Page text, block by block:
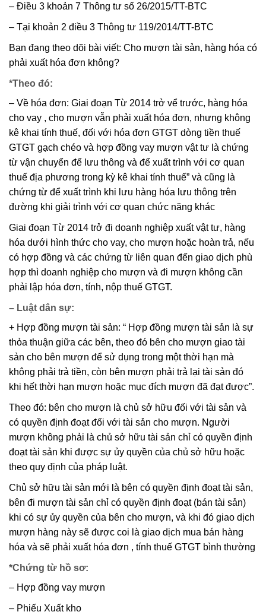
– Điều 3 khoản 7 Thông tư số 26/2015/TT-BTC
– Tại khoản 2 điều 3 Thông tư 119/2014/TT-BTC
Bạn đang theo dõi bài viết: Cho mượn tài sản, hàng hóa có
phải xuất hóa đơn không?
*Theo đó:
– Về hóa đơn: Giai đoạn Từ 2014 trở vể trước, hàng hóa
cho vay , cho mượn vẫn phải xuất hóa đơn, nhưng không
kê khai tính thuế, đối với hóa đơn GTGT dòng tiền thuế
GTGT gạch chéo và hợp đồng vay mượn vật tư là chứng
từ vận chuyển để lưu thông và để xuất trình với cơ quan
thuế địa phương trong kỳ kê khai tính thuế” và cũng là
chứng từ để xuất trình khi lưu hàng hóa lưu thông trên
đường khi giải trình với cơ quan chức năng khác
Giai đoạn Từ 2014 trở đi doanh nghiệp xuất vật tư, hàng
hóa dưới hình thức cho vay, cho mượn hoặc hoàn trả, nếu
có hợp đồng và các chứng từ liên quan đến giao dịch phù
hợp thì doanh nghiệp cho mượn và đi mượn không cần
phải lập hóa đơn, tính, nộp thuế GTGT.
– Luật dân sự:
+ Hợp đồng mượn tài sản: “ Hợp đồng mượn tài sản là sự
thỏa thuận giữa các bên, theo đó bên cho mượn giao tài
sản cho bên mượn để sử dụng trong một thời hạn mà
không phải trả tiền, còn bên mượn phải trả lại tài sản đó
khi hết thời hạn mượn hoặc mục đích mượn đã đạt được”.
Theo đó: bên cho mượn là chủ sở hữu đối với tài sản và
có quyền định đoạt đối với tài sản cho mượn. Người
mượn không phải là chủ sở hữu tài sản chỉ có quyền định
đoạt tài sản khi được sự ủy quyền của chủ sở hữu hoặc
theo quy định của pháp luật.
Chủ sở hữu tài sản mới là bên có quyền định đoạt tài sản,
bên đi mượn tài sản chỉ có quyền định đoạt (bán tài sản)
khi có sự ủy quyền của bên cho mượn, và khi đó giao dịch
mượn hàng này sẽ được coi là giao dịch mua bán hàng
hóa và sẽ phải xuất hóa đơn , tính thuế GTGT bình thường
*Chứng từ hồ sơ:
– Hợp đồng vay mượn
– Phiếu Xuất kho